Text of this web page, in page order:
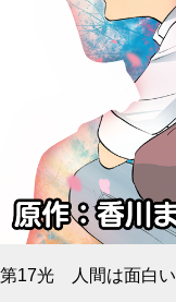
第17光 人間は面白い